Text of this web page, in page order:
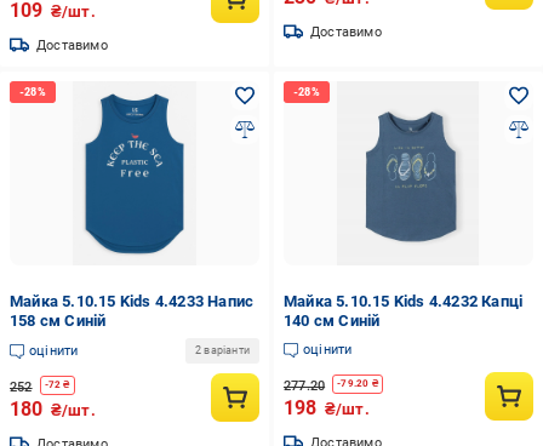
109 ₴/шт.
Доставимо
Доставимо
Майка 5.10.15 Kids 4.4233 Напис
158 см Синій
оцінити 2 варіанти
252 -72 ₴
180 ₴/шт.
Майка 5.10.15 Kids 4.4232 Капці
140 см Синій
оцінити
277.20 -79.20 ₴
198 ₴/шт.
Доставимо